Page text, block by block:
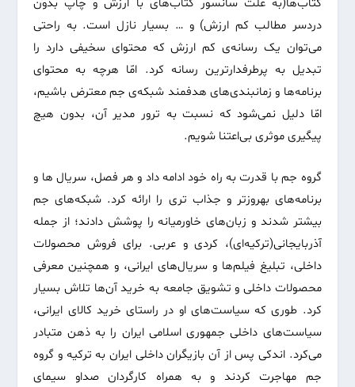
کتاب‌ها(به علت سانسور کتاب‌های با ارزش و چاپ بدون
دردسر مطالب کم ارزش) و … بسیار نازل است. به راحتی
می‌توان یک رسانه‌ی کم ارزش که محتوای سخیفی دارد را
تبدیل به پرطرفدارترین رسانه کرد. امّا هرچه به محتوای
برنامه‌ها و زمانبندی‌های هدفمند شبکه‌ی جم معترض باشیم،
امّا دلیل نمی‌شود که نسبت به ترور مدیر آن، بدون هیچ
پیگیری موثری بی‌اعتنا شویم.
گروه جم با قدرت به راه خود ادامه داد و هر فصل، سریال ها و
برنامه‌های به­روزتر و جذاب تری را ارائه کرد. شبکه‌های جم
بیشتر شدند و زبان‌های خاورمیانه را پوشش دادند؛ از جمله
آذربایجانی(ترکیه‌ای)، کردی و عربی. برای فروش محصولات
داخلی، تبلیغ فیلم‌ها و سریال‌های ایرانی، و همچنین معرفی
محصولات داخلی و تشویق جامعه به خرید آن‌ها تلاش بسیار
کرد. طوری که سیاست‌های او در راستای خرید کالای ایرانی،
سیاست‌های داخلی جمهوری اسلامی ایران را به ذهن متبادر
می‌کرد. اندکی پس از آن بازیگران داخلی ایران به ترکیه و گروه
جم مهاجرت کردند و به همراه کارگردان صداو سیمای